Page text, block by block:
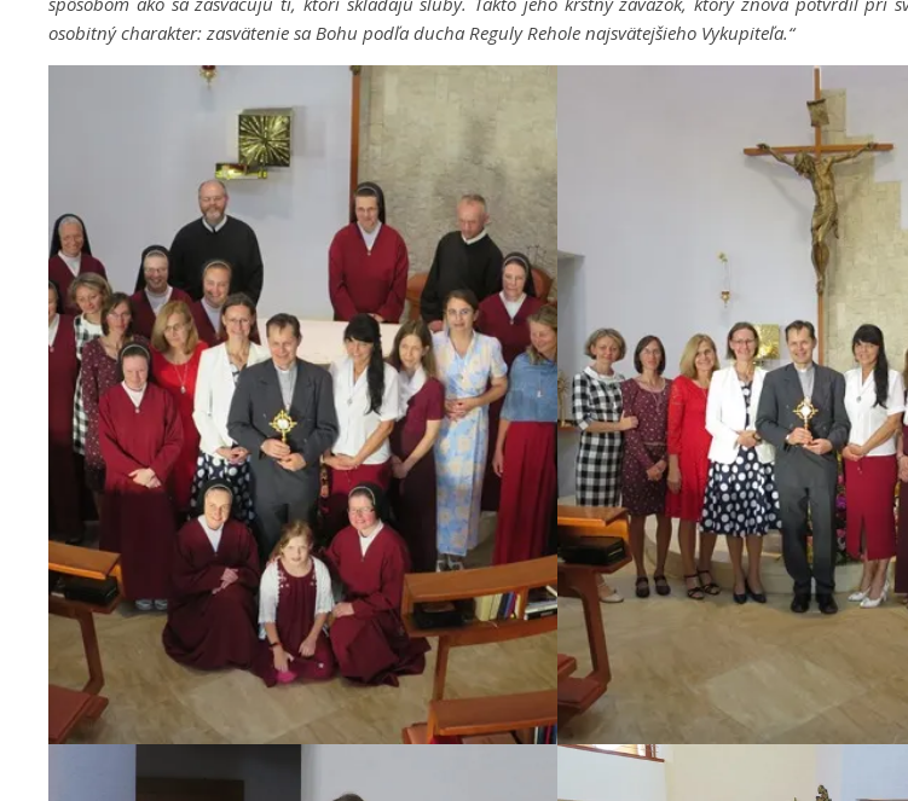
osobitný charakter: zasvätenie sa Bohu podľa ducha Reguly Rehole najsvätejšieho Vykupiteľa.“